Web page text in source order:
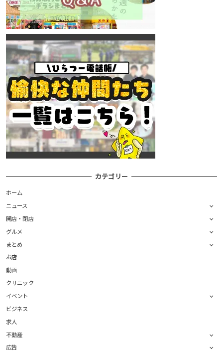
カテゴリー
ホーム
ニュース
開店・閉店
グルメ
まとめ
お店
動画
クリニック
イベント
ビジネス
求人
不動産
広告